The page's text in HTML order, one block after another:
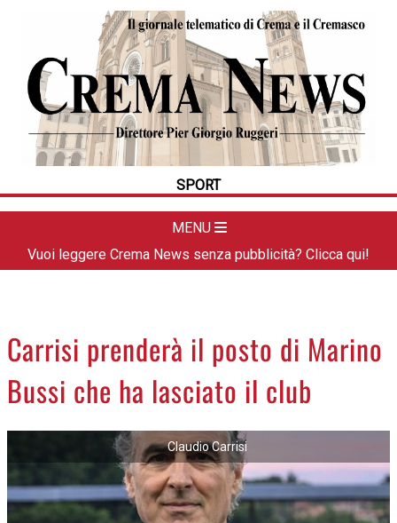
SPORT
MENU
HOME
CRONACA
POLITICA
LA FOTO
DAL TERRITORIO
APPUNTAMENTI
LA PIAZZA
ANIMALI
ACCEDI
Vuoi leggere Crema News senza pubblicità? Clicca qui!
Carrisi prenderà il posto di Marino
Bussi che ha lasciato il club
Claudio Carrisi